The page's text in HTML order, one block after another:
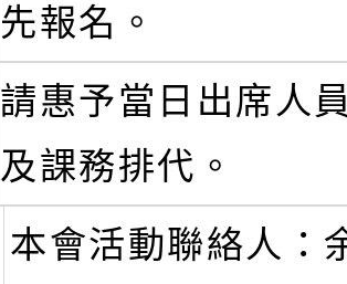
先報名。
請惠予當日出席人
及課務排代。
本會活動聯絡人：